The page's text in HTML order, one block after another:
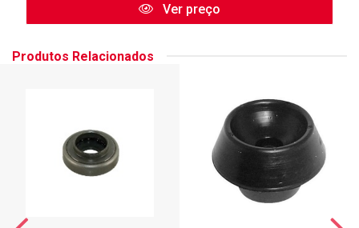
Ver preço
Produtos Relacionados